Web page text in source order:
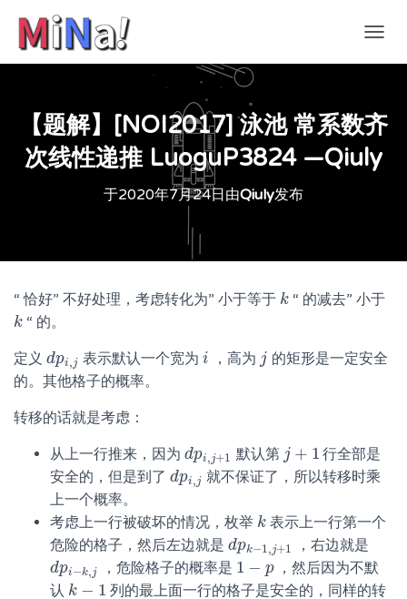
换
【题解】[NOI2017] 泳池 常系数齐
次线性递推 LuoguP3824 —Qiuly
于2020年7月24日 由Qiuly发布
“ 恰好” 不好处理，考虑转化为” 小于等于 k
k “ 的减去” 小于
k
k “ 的。
定义 dpi,j
dpi j 表示默认一个宽为 i
i ，高为 j
j 的矩形是一定安全
的。其他格子的概率。
转移的话就是考虑：
从上一行推来，因为 dpi,j+1
dpi j+1 默认第 j + 1
j+ 1
行全部是
安全的，但是到了 dpi,j
dpi j 就不保证了，所以转移时乘
上一个概率。
考虑上一行被破坏的情况，枚举 k
k 表示上一行第一个
危险的格子，然后左边就是 dpk−1,j+1
dpk− 1,j+ ，右边就是
dpi−k,j
dpi−k ,j ，危险格子的概率是 1 − p
1 −p
，然后因为不默
认 k − 1
k−1
列的最上面一行的格子是安全的，同样的转